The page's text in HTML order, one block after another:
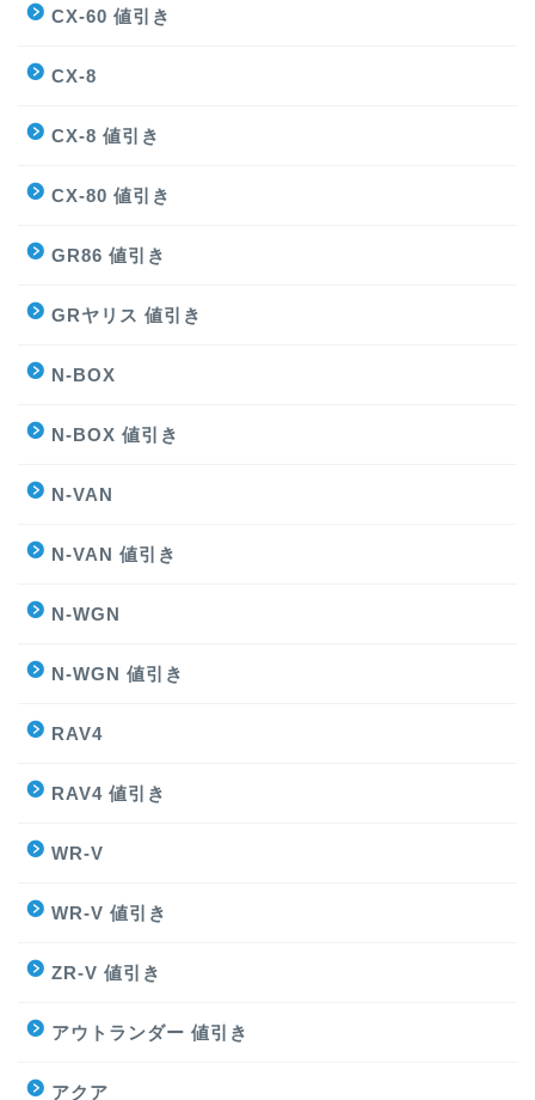
CX-60 値引き
CX-8
CX-8 値引き
CX-80 値引き
GR86 値引き
GRヤリス 値引き
N-BOX
N-BOX 値引き
N-VAN
N-VAN 値引き
N-WGN
N-WGN 値引き
RAV4
RAV4 値引き
WR-V
WR-V 値引き
ZR-V 値引き
アウトランダー 値引き
アクア